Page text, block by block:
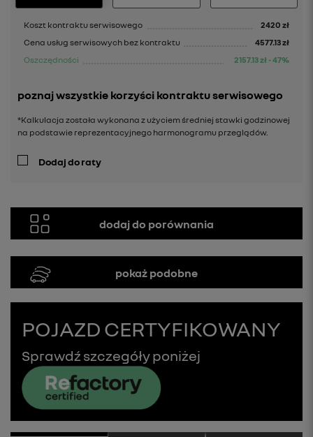
Koszt kontraktu serwisowego 2420 zł
Cena usług serwisowych bez kontraktu
4577.13zł
Oszczędności
2157.13zł-47%
poznaj wszystkie korzyści kontraktu serwisowego
*Kalkulacja została wykonana z użyciem średniej stawki godzinowej
na podstawie reprezentacyjnego harmonogramu przeglądów.
Dodaj do raty
dodaj do porównania
pokaż podobne
POJAZD CERTYFIKOWANY
Sprawdź szczegóły poniżej